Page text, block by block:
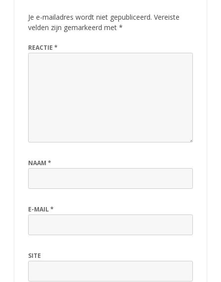
Je e-mailadres wordt niet gepubliceerd. Vereiste
velden zijn gemarkeerd met *
REACTIE *
NAAM *
E-MAIL*
SITE